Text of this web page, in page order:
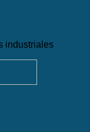
industriales